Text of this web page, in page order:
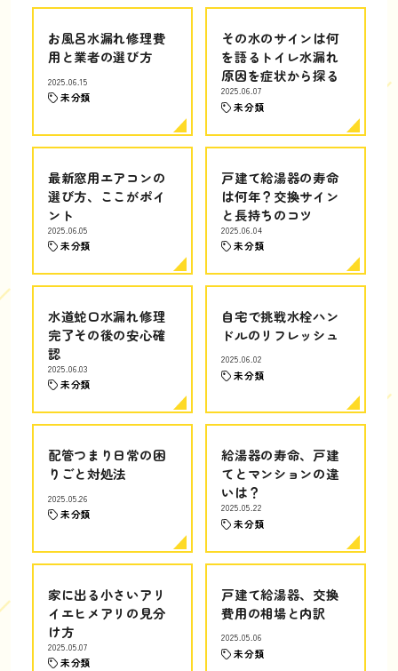
お風呂水漏れ修理費
用と業者の選び方
2025.06.15
未分類
その水のサインは何
を語るトイレ水漏れ
原因を症状から探る
2025.06.07
未分類
最新窓用エアコンの
選び方、ここがポイ
ント
2025.06.05
未分類
戸建て給湯器の寿命
は何年？交換サイン
と長持ちのコツ
2025.06.04
未分類
水道蛇口水漏れ修理
完了その後の安心確
認
2025.06.03
未分類
自宅で挑戦水栓ハン
ドルのリフレッシュ
2025.06.02
未分類
配管つまり日常の困
りごと対処法
2025.05.26
未分類
給湯器の寿命、戸建
てとマンションの違
いは？
2025.05.22
未分類
家に出る小さいアリ
イエヒメアリの見分
け方
2025.05.07
未分類
戸建て給湯器、交換
費用の相場と内訳
2025.05.06
未分類